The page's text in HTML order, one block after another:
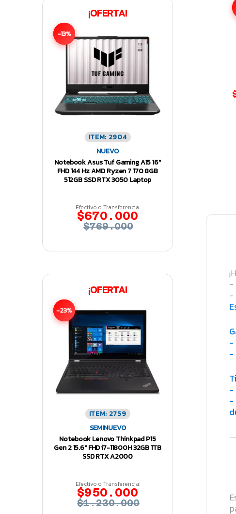
-
-
-
-
-
-
¡OFERTA!
-13%
ITEM: 2904
NUEVO
Notebook Asus Tuf Gaming A15 16″
FHD 144 Hz AMD Ryzen 7 170 8GB
512GB SSD RTX 3050 Laptop
Efectivo o Transferencia:
$670.000
$769.000
¡OFERTA!
-23%
ITEM: 2759
SEMINUEVO
Notebook Lenovo Thinkpad P15
Gen 2 15.6″ FHD i7-11800H 32GB 1TB
SSD RTX A2000
Efectivo o Transferencia:
$950.000
$1.230.000